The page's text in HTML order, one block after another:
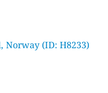
Norway (ID: H8233)